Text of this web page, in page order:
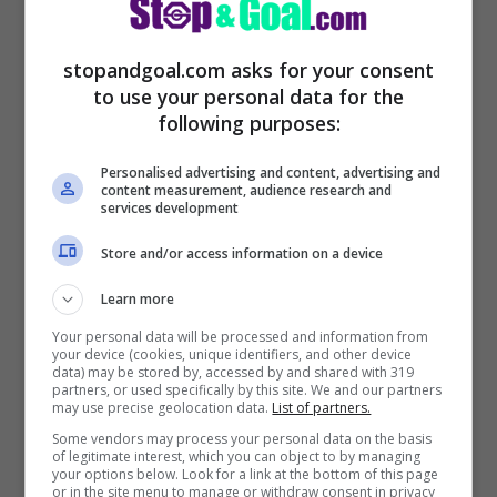
Secondo quanto riferito da ansa.it, la
Salernitana e Davide Nicola hanno
raggiunto l’accordo per il rinnovo del
contratto. Gli ultimi contatti sono serviti a
smussare gli spigoli che avevano
rallentato la fumata bianca.
Infatti Nicola spingeva per un biennale, la
stopandgoal.com asks for your consent
to use your personal data for the
following purposes:
Personalised advertising and content, advertising and
content measurement, audience research and
services development
Store and/or access information on a device
Learn more
Your personal data will be processed and information from
your device (cookies, unique identifiers, and other device
data) may be stored by, accessed by and shared with 319
partners, or used specifically by this site. We and our partners
may use precise geolocation data. List of partners.
Some vendors may process your personal data on the basis
of legitimate interest, which you can object to by managing
your options below. Look for a link at the bottom of this page
or in the site menu to manage or withdraw consent in privacy